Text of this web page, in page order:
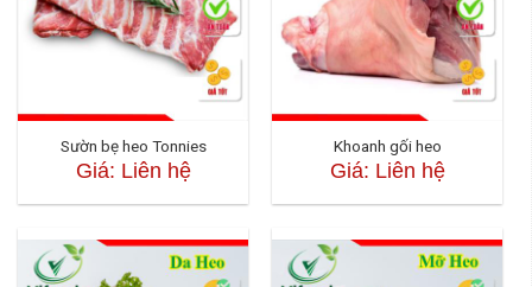
Sườn bẹ heo Tonnies
Giá: Liên hệ
Khoanh gối heo
Giá: Liên hệ